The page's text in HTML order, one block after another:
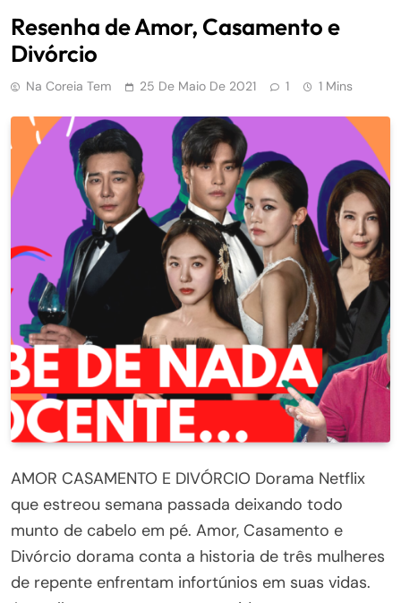
Resenha de Amor, Casamento e
Divórcio
Na Coreia Tem 25 De Maio De 2021 1 1 Mins
AMOR CASAMENTO E DIVÓRCIO Dorama Netflix
que estreou semana passada deixando todo
munto de cabelo em pé. Amor, Casamento e
Divórcio dorama conta a historia de três mulheres
de repente enfrentam infortúnios em suas vidas.